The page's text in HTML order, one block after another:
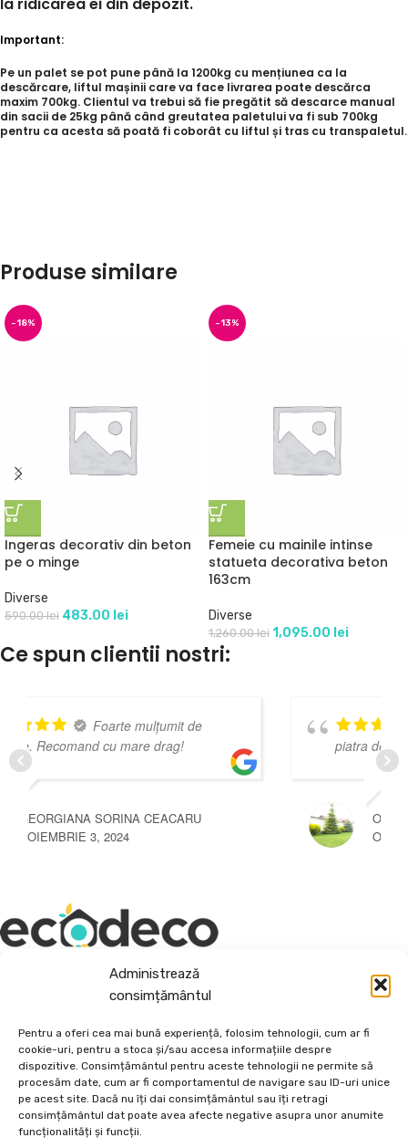
Administrează
consimțământul
Pentru a oferi cea mai bună experiență, folosim tehnologii, cum ar fi
cookie-uri, pentru a stoca și/sau accesa informațiile despre
dispozitive. Consimțământul pentru aceste tehnologii ne permite să
procesăm date, cum ar fi comportamentul de navigare sau ID-uri unice
pe acest site. Dacă nu îți dai consimțământul sau îți retragi
consimțământul dat poate avea afecte negative asupra unor anumite
funcționalități și funcții.
Important:
Pe un palet se pot pune până la 1200kg cu mențiunea ca la
descărcare, liftul mașinii care va face livrarea poate descărca
maxim 700kg. Clientul va trebui să fie pregătit să descarce manual
din sacii de 25kg până când greutatea paletului va fi sub 700kg
pentru ca acesta să poată fi coborât cu liftul și tras cu transpaletul.
Produse similare
-18%
Ingeras decorativ din beton
pe o minge
Diverse
590.00lei 483.00 lei
-13%
Femeie cu mainile intinse
statueta decorativa beton
163cm
Diverse
1,260.00lei 1,095.00 lei
Ce spun clientii nostri:
Am cumparat de 5 ori
piatra de aici . Totul la superlativ..
OVIDIU NECEA
Depozit En-Gross și En-Detail
Piatră Decorativă și Plante Ornamentale
Preturi accesibile, calitate si diversitate.
DE 70, vis-a-vis de Termo Ișalnița, Craiova, Dolj, Romania
+40760973126